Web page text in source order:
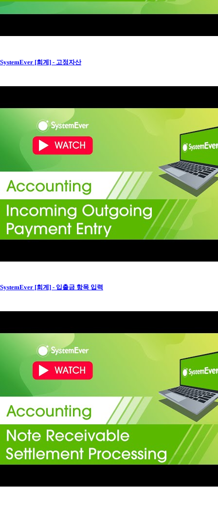
SystemEver [회계] - 고정자산
SystemEver [회계] - 입출금 항목 입력